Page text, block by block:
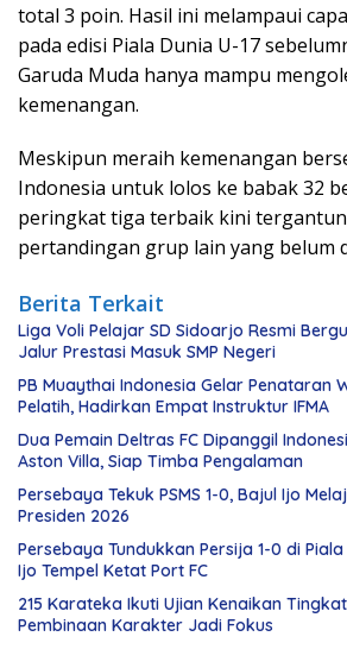
total 3 poin. Hasil ini melampaui
pada edisi Piala Dunia U-17
Garuda Muda hanya mampu
kemenangan.
Meskipun meraih kemenangan
Indonesia untuk lolos ke babak 32
peringkat tiga terbaik kini
pertandingan grup lain yang belum
Berita Terkait
Liga Voli Pelajar SD Sidoarjo Resmi
Jalur Prestasi Masuk SMP Negeri
PB Muaythai Indonesia Gelar Penataran
Pelatih, Hadirkan Empat Instruktur IFMA
Dua Pemain Deltras FC Dipanggil
Aston Villa, Siap Timba Pengalaman
Persebaya Tekuk PSMS 1-0, Bajul Ijo
Presiden 2026
Persebaya Tundukkan Persija 1-0 di
Ijo Tempel Ketat Port FC
215 Karateka Ikuti Ujian Kenaikan
Pembinaan Karakter Jadi Fokus